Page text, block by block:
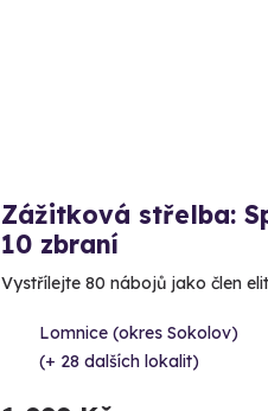
Zážitková střelba:
10 zbraní
Vystřílejte 80 nábojů jako člen
Lomnice (okres Sokolov)
(+ 28 dalších lokalit)